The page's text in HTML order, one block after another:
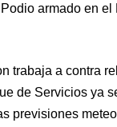
armado en
trabaja a contra
de Servicios ya
previsiones